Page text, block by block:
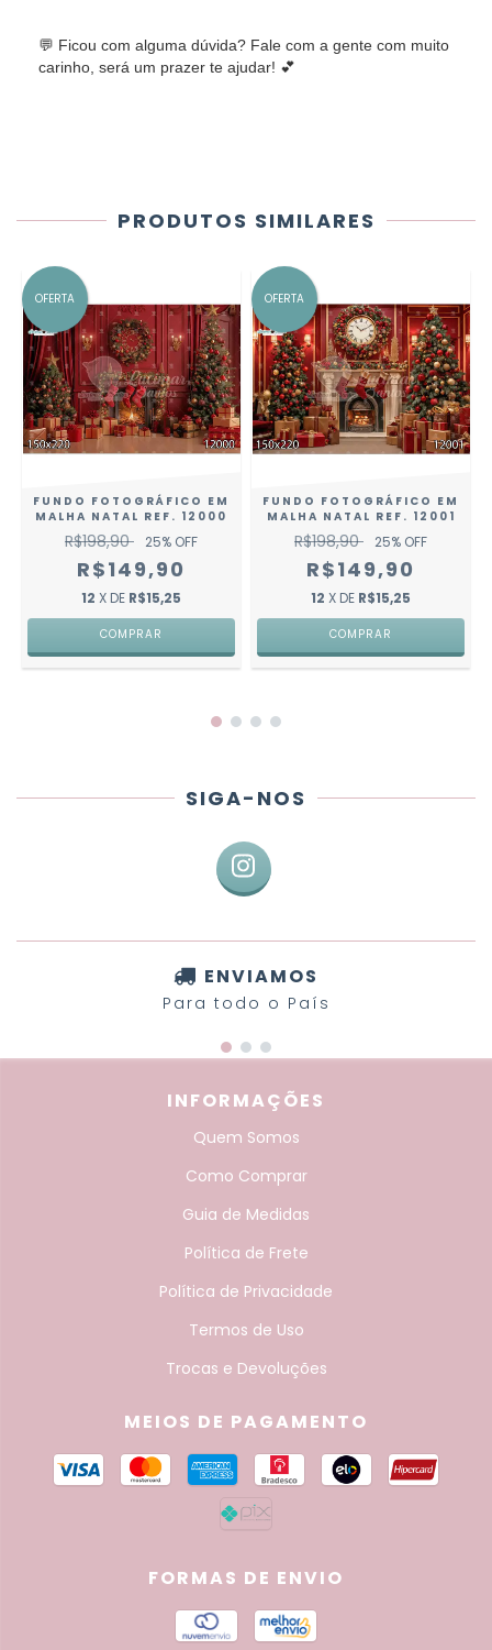
💬 Ficou com alguma dúvida? Fale com a gente com muito
carinho, será um prazer te ajudar! 💕
PRODUTOS SIMILARES
OFERTA
FUNDO FOTOGRÁFICO EM
MALHA NATAL REF. 12000
R$198,90 25% OFF
R$149,90
12 X DE R$15,25
COMPRAR
OFERTA
FUNDO FOTOGRÁFICO EM
MALHA NATAL REF. 12001
R$198,90 25% OFF
R$149,90
12 X DE R$15,25
COMPRAR
SIGA-NOS
ENVIAMOS
Para todo o País
INFORMAÇÕES
Quem Somos
Como Comprar
Guia de Medidas
Política de Frete
Política de Privacidade
Termos de Uso
Trocas e Devoluções
MEIOS DE PAGAMENTO
FORMAS DE ENVIO